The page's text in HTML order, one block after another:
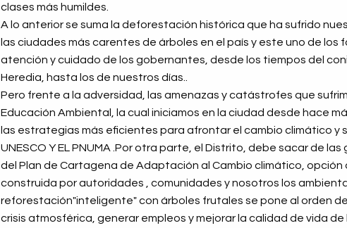
clases más humildes.
A lo anterior se suma la deforestación histórica que ha sufrido
las ciudades más carentes de árboles en el país y este uno de los
atención y cuidado de los gobernantes, desde los tiempos del
Heredia, hasta los de nuestros días..
Pero frente a la adversidad, las amenazas y catástrofes que
Educación Ambiental, la cual iniciamos en la ciudad desde hace
las estrategias más eficientes para afrontar el cambio climático y
UNESCO Y EL PNUMA .Por otra parte, el Distrito, debe sacar de
del Plan de Cartagena de Adaptación al Cambio climático,
construida por autoridades , comunidades y nosotros los
reforestación"inteligente" con árboles frutales se pone al orden
crisis atmosférica, generar empleos y mejorar la calidad de vida